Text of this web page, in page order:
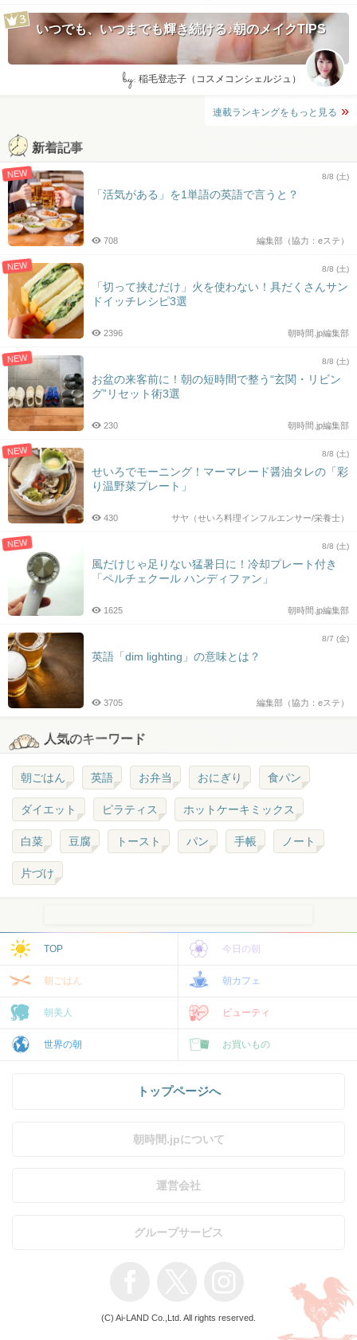
いつでも、いつまでも輝き続ける♪朝のメイクTIPS
by: 稲毛登志子（コスメコンシェルジュ）
連載ランキングをもっと見る
新着記事
NEW 8/8 (土)
「活気がある」を1単語の英語で言うと？
編集部（協力：eステ）
708
NEW 8/8 (土)
「切って挟むだけ」火を使わない！具だくさんサン
ドイッチレシピ3選
朝時間.jp編集部
2396
NEW 8/8 (土)
お盆の来客前に！朝の短時間で整う“玄関・リビン
グ”リセット術3選
朝時間.jp編集部
230
NEW 8/8 (土)
せいろでモーニング！マーマレード醤油タレの「彩
り温野菜プレート」
サヤ（せいろ料理インフルエンサー/栄養士）
430
NEW 8/8 (土)
風だけじゃ足りない猛暑日に！冷却プレート付き
「ペルチェクール ハンディファン」
朝時間.jp編集部
1625
8/7 (金)
英語「dim lighting」の意味とは？
編集部（協力：eステ）
3705
人気のキーワード
朝ごはん 英語 お弁当 おにぎり 食パン
ダイエット ピラティス ホットケーキミックス
白菜 豆腐 トースト パン 手帳 ノート
片づけ
TOP 今日の朝
朝ごはん 朝カフェ
朝美人 ビューティ
世界の朝 お買いもの
トップページへ
朝時間.jpについて
運営会社
グループサービス
(C) Ai-LAND Co.,Ltd. All rights reserved.